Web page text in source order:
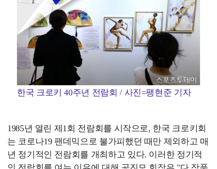
한국 크로키 40주년 전람회 / 사진=팽현준 기자
1985년 열린 제1회 전람회를 시작으로, 한국 크로키회
는 코로나19 팬데믹으로 불가피했던 때만 제외하고 매
년 정기적인 전람회를 개최하고 있다. 이러한 정기적